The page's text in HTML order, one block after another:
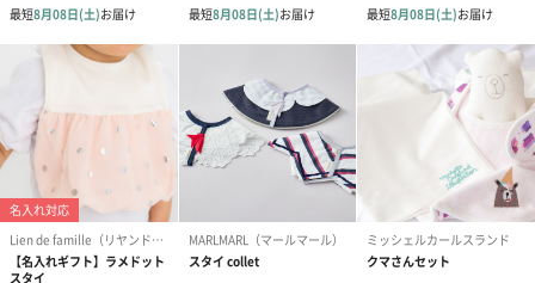
紙袋
お渡し用の紙袋です。
商品に合わせたサイズをお届けします。